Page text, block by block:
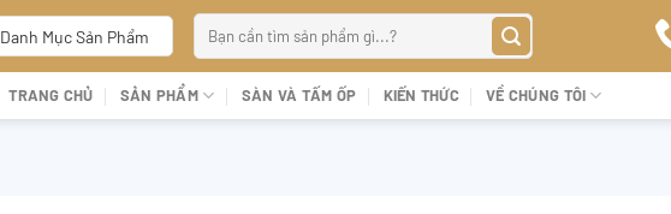
Danh Mục Sản Phẩm
kiếm:
TRANG CHỦ SẢN PHẨM SÀN VÀ TẤM ỐP KIẾN THỨC VỀ CHÚNG TÔI